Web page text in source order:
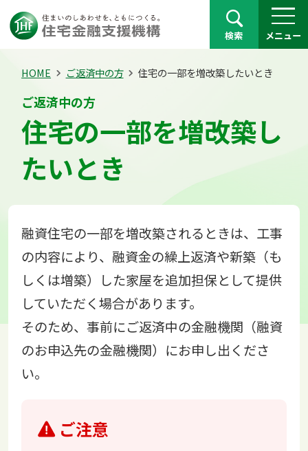
検索 メニュー
HOME ご返済中の方 住宅の一部を増改築したいとき
ご返済中の方
住宅の一部を増改築し
たいとき
融資住宅の一部を増改築されるときは、工事
の内容により、融資金の繰上返済や新築（も
しくは増築）した家屋を追加担保として提供
していただく場合があります。
そのため、事前にご返済中の金融機関（融資
のお申込先の金融機関）にお申し出くださ
い。
ご注意